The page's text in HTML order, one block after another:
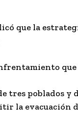
que la
tres poblados
la evacuación